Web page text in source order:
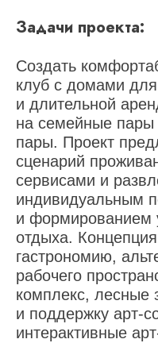
Задачи проекта:
Создать
клуб с домами для
и длительной
на семейные
пары. Проект
сценарий
сервисами и
индивидуальным
и формированием
отдыха.
гастрономию,
рабочего
комплекс, лесные
и поддержку арт-
интерактивные